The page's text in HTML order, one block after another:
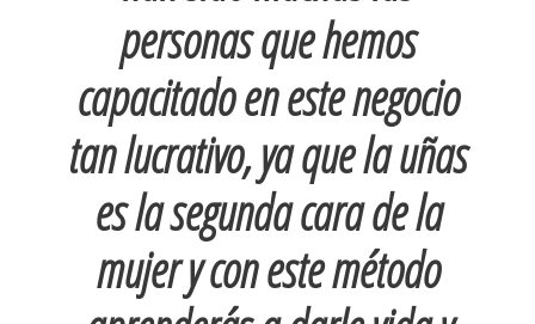
personas que hemos
capacitado en este negocio
tan lucrativo, ya que la uñas
es la segunda cara de la
mujer y con este método